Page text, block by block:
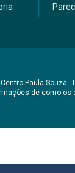
Paula Souza -
de como